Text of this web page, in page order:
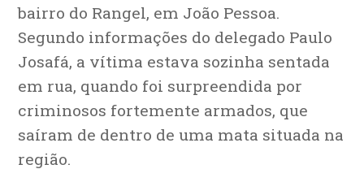
bairro do Rangel, em João Pessoa.
Segundo informações do delegado Paulo
Josafá, a vítima estava sozinha sentada
em rua, quando foi surpreendida por
criminosos fortemente armados, que
saíram de dentro de uma mata situada na
região.